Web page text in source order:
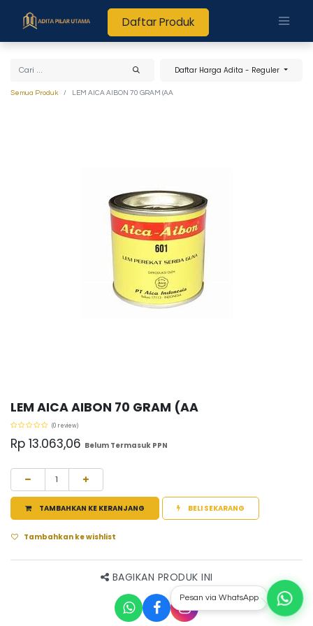
Daftar Produk
Daftar Harga Adita - Reguler
Semua Produk LEM AICA AIBON 70 GRAM (AA
LEM AICA AIBON 70 GRAM (AA
(0 review)
Rp 13.063,06 Belum Termasuk PPN
TAMBAHKAN KE KERANJANG BELI SEKARANG
Tambahkan ke wishlist
BAGIKAN PRODUK INI
Pesan via WhatsApp